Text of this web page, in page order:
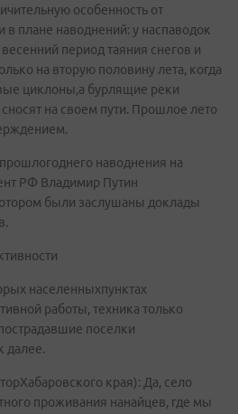
особенность от
в плане наводнений: у наспаводок
период таяния снегов и
на вторую половину лета, когда
циклоны,а бурлящие реки
на своем пути. Прошлое лето
наводнения на
РФ Владимир Путин
были заслушаны доклады
населенныхпунктах
работы, техника только
поселки
далее.
края): Да, село
проживания нанайцев, где мы